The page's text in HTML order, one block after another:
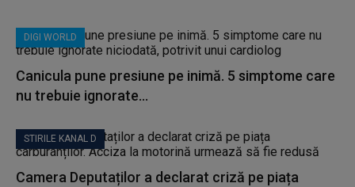
DIGI WORLD
Canicula pune presiune pe inimă. 5 simptome care
nu trebuie ignorate...
STIRILE KANAL D
Camera Deputaților a declarat criză pe piața